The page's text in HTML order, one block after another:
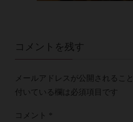
コメントを残す
メールアドレスが公開されるこ
付いている欄は必須項目です
コメント